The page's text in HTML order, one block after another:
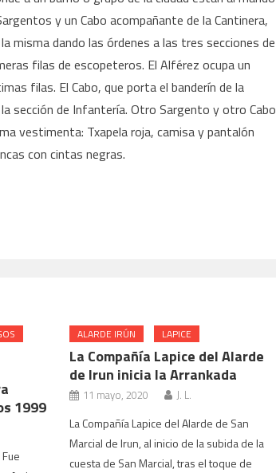
y un Cabo acompañante de la Cantinera,
misma dando las órdenes a las tres secciones de
filas de escopeteros. El Alférez ocupa un
filas. El Cabo, que porta el banderín de la
sección de Infantería. Otro Sargento y otro Cabo
vestimenta: Txapela roja, camisa y pantalón
con cintas negras.
1999
ALARDE IRÚN LAPICE
La Compañía Lapice del Alarde
de Irun inicia la Arrankada
11 mayo, 2020 J. L.
La Compañía Lapice del Alarde de San
Marcial de Irun, al inicio de la subida de la
cuesta de San Marcial, tras el toque de